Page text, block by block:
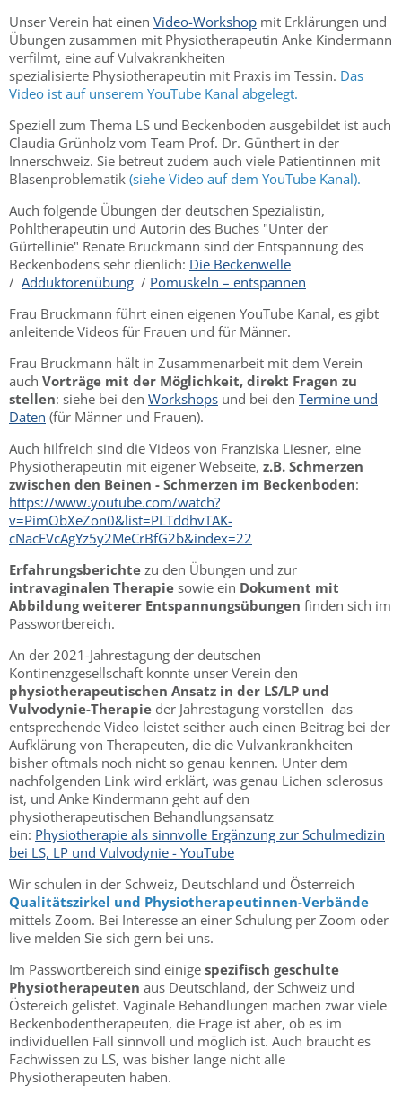
Unser Verein hat einen Video-Workshop mit Erklärungen und
Übungen zusammen mit Physiotherapeutin Anke Kindermann
verfilmt, eine auf Vulvakrankheiten
spezialisierte Physiotherapeutin mit Praxis im Tessin. Das
Video ist auf unserem YouTube Kanal abgelegt.
Speziell zum Thema LS und Beckenboden ausgebildet ist auch
Claudia Grünholz vom Team Prof. Dr. Günthert in der
Innerschweiz. Sie betreut zudem auch viele Patientinnen mit
Blasenproblematik (siehe Video auf dem YouTube Kanal).
Auch folgende Übungen der deutschen Spezialistin,
Pohltherapeutin und Autorin des Buches "Unter der
Gürtellinie" Renate Bruckmann sind der Entspannung des
Beckenbodens sehr dienlich: Die Beckenwelle
/ Adduktorenübung / Pomuskeln – entspannen
Frau Bruckmann führt einen eigenen YouTube Kanal, es gibt
anleitende Videos für Frauen und für Männer.
Frau Bruckmann hält in Zusammenarbeit mit dem Verein
auch Vorträge mit der Möglichkeit, direkt Fragen zu
stellen: siehe bei den Workshops und bei den Termine und
Daten (für Männer und Frauen).
Auch hilfreich sind die Videos von Franziska Liesner, eine
Physiotherapeutin mit eigener Webseite, z.B. Schmerzen
zwischen den Beinen - Schmerzen im Beckenboden:
https://www.youtube.com/watch?
v=PimObXeZon0&list=PLTddhvTAK-
cNacEVcAgYz5y2MeCrBfG2b&index=22
Erfahrungsberichte zu den Übungen und zur
intravaginalen Therapie sowie ein Dokument mit
Abbildung weiterer Entspannungsübungen finden sich im
Passwortbereich.
An der 2021-Jahrestagung der deutschen
Kontinenzgesellschaft konnte unser Verein den
physiotherapeutischen Ansatz in der LS/LP und
Vulvodynie-Therapie der Jahrestagung vorstellen das
entsprechende Video leistet seither auch einen Beitrag bei der
Aufklärung von Therapeuten, die die Vulvankrankheiten
bisher oftmals noch nicht so genau kennen. Unter dem
nachfolgenden Link wird erklärt, was genau Lichen sclerosus
ist, und Anke Kindermann geht auf den
physiotherapeutischen Behandlungsansatz
ein: Physiotherapie als sinnvolle Ergänzung zur Schulmedizin
bei LS, LP und Vulvodynie - YouTube
Wir schulen in der Schweiz, Deutschland und Österreich
Qualitätszirkel und Physiotherapeutinnen-Verbände
mittels Zoom. Bei Interesse an einer Schulung per Zoom oder
live melden Sie sich gern bei uns.
Im Passwortbereich sind einige spezifisch geschulte
Physiotherapeuten aus Deutschland, der Schweiz und
Östereich gelistet. Vaginale Behandlungen machen zwar viele
Beckenbodentherapeuten, die Frage ist aber, ob es im
individuellen Fall sinnvoll und möglich ist. Auch braucht es
Fachwissen zu LS, was bisher lange nicht alle
Physiotherapeuten haben.